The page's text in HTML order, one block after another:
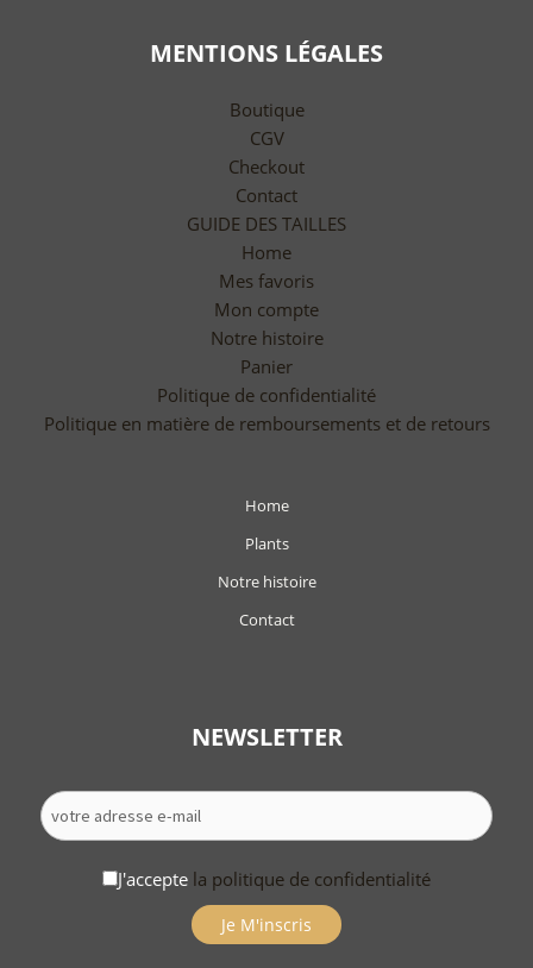
MENTIONS LÉGALES
Boutique
CGV
Checkout
Contact
GUIDE DES TAILLES
Home
Mes favoris
Mon compte
Notre histoire
Panier
Politique de confidentialité
Politique en matière de remboursements et de retours
Home
Plants
Notre histoire
Contact
NEWSLETTER
J'accepte la politique de confidentialité